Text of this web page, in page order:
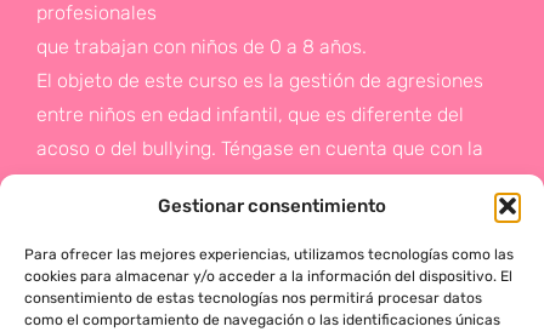
Gestionar consentimiento
Para ofrecer las mejores experiencias, utilizamos tecnologías como las
cookies para almacenar y/o acceder a la información del dispositivo. El
consentimiento de estas tecnologías nos permitirá procesar datos
como el comportamiento de navegación o las identificaciones únicas
profesionales
que trabajan con niños de 0 a 8 años.
El objeto de este curso es la gestión de agresiones
entre niños en edad infantil, que es diferente del
acoso o del bullying. Téngase en cuenta que con la
de la prevención a un problema que suele aparecer
en etapas posteriores como es el acoso.
Si deseas más información,